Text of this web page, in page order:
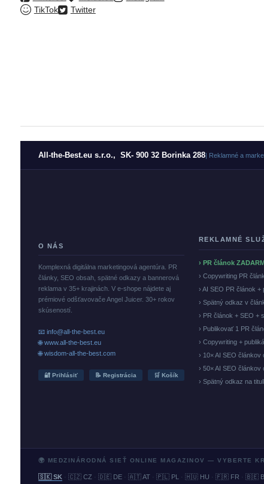
TikTok
Twitter
All-the-Best.eu s.r.o., SK- 900 32 Borinka 288| Reklamné a
O NÁS
Komplexná digitálna marketingová agentúra. PR
články, SEO obsah, spätné odkazy a bannerová
reklama v 35+ krajinách. V e-shope nájdete aj
prémiové odšťavovače Angel Juicer. 30+ rokov
skúseností.
📧 info@all-the-best.eu
🌐 www.all-the-best.eu
🌐 wisdom-all-the-best.com
🔐 Prihlásiť 📝 Registrácia 🛒 Košík
REKLAMNÉ
› PR článok
› Copywriting PR
› AI SEO PR článok +
› Spätný odkaz v
› PR článok + SEO +
› Publikovať 1 PR
› Copywriting +
› 10× AI SEO článkov
› 50× AI SEO článkov
› Spätný odkaz na
🌍 MEDZINÁRODNÁ SIEŤ ONLINE MAGAZINOV — VYBERTE
🇸🇰 SK · 🇨🇿 CZ · 🇩🇪 DE · 🇦🇹 AT · 🇵🇱 PL · 🇭🇺 HU · 🇫🇷 FR · 🇧🇪